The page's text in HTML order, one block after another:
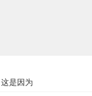
是因为